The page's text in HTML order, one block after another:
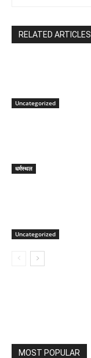
RELATED ARTICLES
Uncategorized
धर्मस्थल
Uncategorized
MOST POPULAR